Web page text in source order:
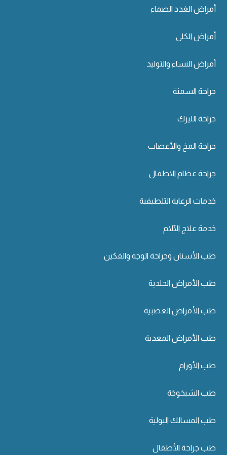
أمراض الغدد الصماء
أمراض الكلى
أمراض النساء والتوليد
جراحة السمنة
جراحة الليزك
جراحة المخ والأعصاب
جراحة عظام الاطفال
خدمات الرعاية التلطيفية
خدمة علاج الآلام
طب الأسنان وجراحة الوجه والفكين
طب الأمراض الجلدية
طب الأمراض العصبية
طب الأمراض المعدية
طب الأورام
طب الشيخوخة
طب المسالك البولية
طب جراحة الأطفال